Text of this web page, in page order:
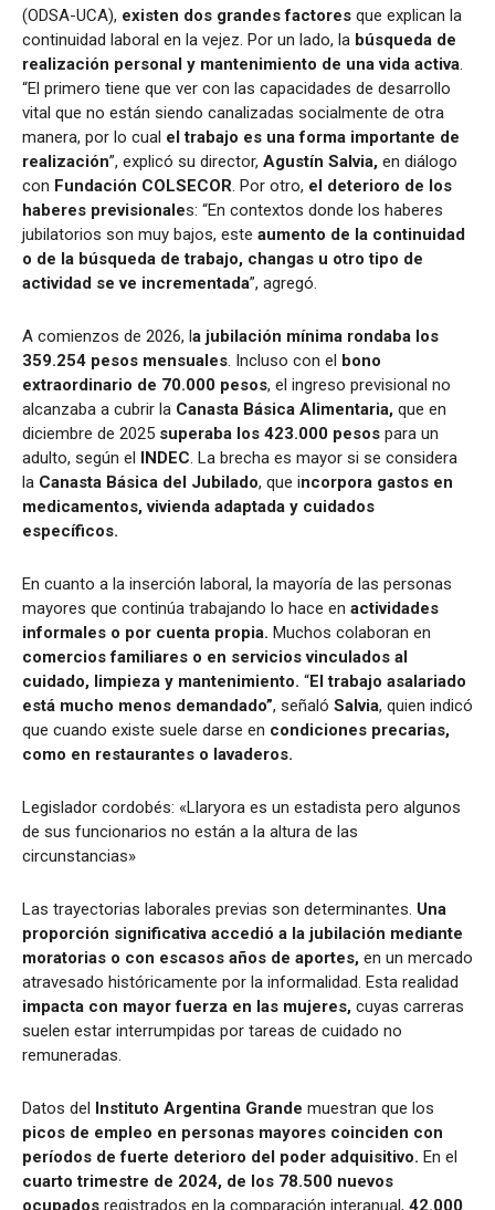
(ODSA-UCA), existen dos grandes factores que explican la
continuidad laboral en la vejez. Por un lado, la búsqueda de
realización personal y mantenimiento de una vida activa.
“El primero tiene que ver con las capacidades de desarrollo
vital que no están siendo canalizadas socialmente de otra
manera, por lo cual el trabajo es una forma importante de
realización”, explicó su director, Agustín Salvia, en diálogo
con Fundación COLSECOR. Por otro, el deterioro de los
haberes previsionales: “En contextos donde los haberes
jubilatorios son muy bajos, este aumento de la continuidad
o de la búsqueda de trabajo, changas u otro tipo de
actividad se ve incrementada”, agregó.
A comienzos de 2026, la jubilación mínima rondaba los
359.254 pesos mensuales. Incluso con el bono
extraordinario de 70.000 pesos, el ingreso previsional no
alcanzaba a cubrir la Canasta Básica Alimentaria, que en
diciembre de 2025 superaba los 423.000 pesos para un
adulto, según el INDEC. La brecha es mayor si se considera
la Canasta Básica del Jubilado, que incorpora gastos en
medicamentos, vivienda adaptada y cuidados
específicos.
En cuanto a la inserción laboral, la mayoría de las personas
mayores que continúa trabajando lo hace en actividades
informales o por cuenta propia. Muchos colaboran en
comercios familiares o en servicios vinculados al
cuidado, limpieza y mantenimiento. “El trabajo asalariado
está mucho menos demandado”, señaló Salvia, quien indicó
que cuando existe suele darse en condiciones precarias,
como en restaurantes o lavaderos.
Legislador cordobés: «Llaryora es un estadista pero algunos
de sus funcionarios no están a la altura de las
circunstancias»
Las trayectorias laborales previas son determinantes. Una
proporción significativa accedió a la jubilación mediante
moratorias o con escasos años de aportes, en un mercado
atravesado históricamente por la informalidad. Esta realidad
impacta con mayor fuerza en las mujeres, cuyas carreras
suelen estar interrumpidas por tareas de cuidado no
remuneradas.
Datos del Instituto Argentina Grande muestran que los
picos de empleo en personas mayores coinciden con
períodos de fuerte deterioro del poder adquisitivo. En el
cuarto trimestre de 2024, de los 78.500 nuevos
ocupados registrados en la comparación interanual, 42.000